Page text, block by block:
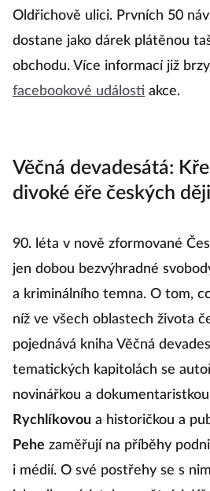
pořídit si nějaký ten nový
tři!) do šatníku a užít si fajn
čtvrtek 9. listopadu do
Oldřichově ulici. Prvních 50
facebookové událostiakce.
Věčná devadesátá:
divoké éře českých
90. léta v nově zformované
jen dobou bezvýhradné
a kriminálního temna. O tom,
níž ve všech oblastech života
pojednává kniha Věčná
tematických kapitolách se
novinářkou a